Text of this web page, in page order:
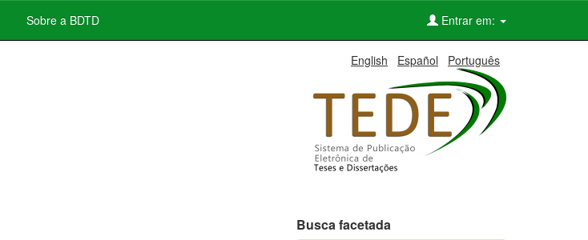
Sobre a BDTD Entrar em:
English Español Português
Busca facetada